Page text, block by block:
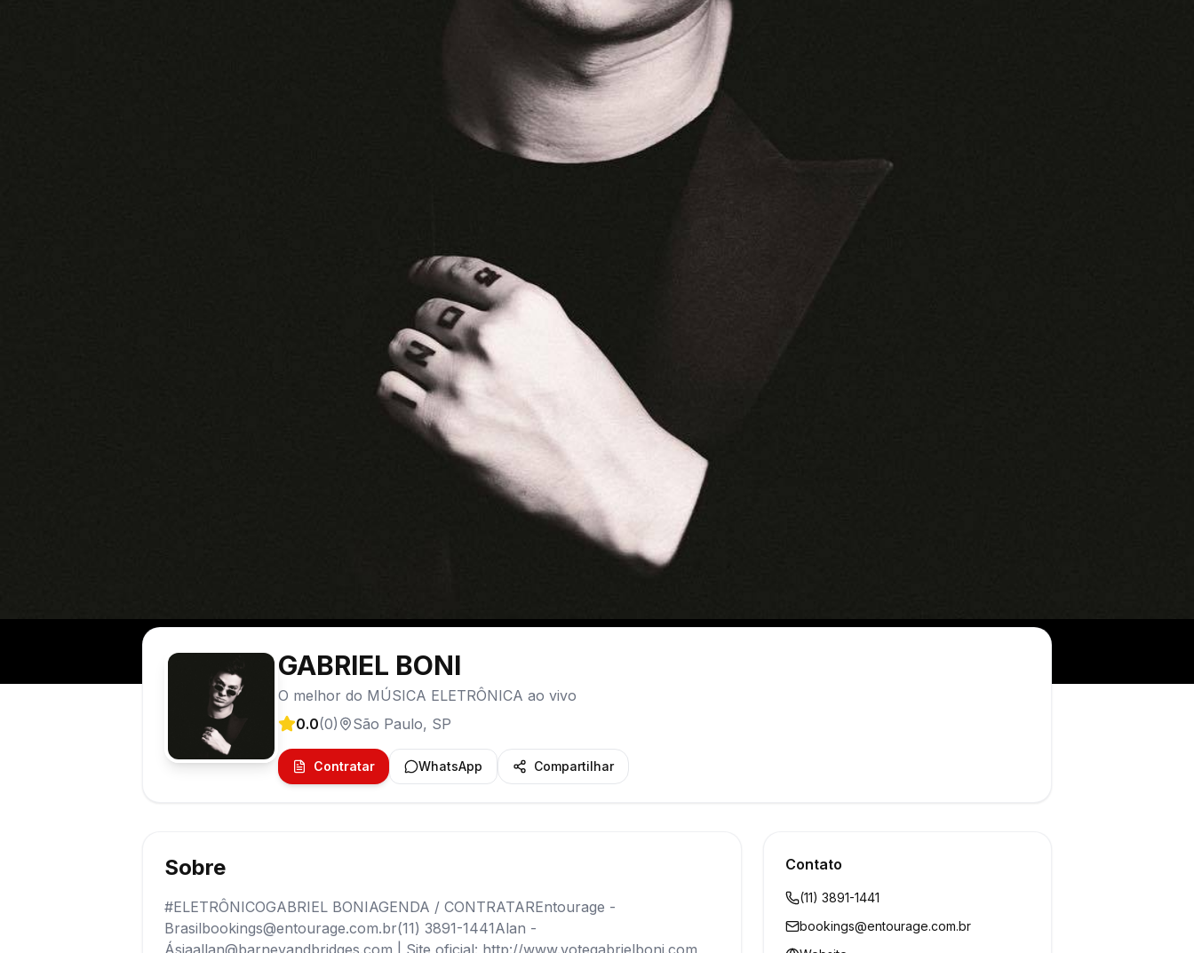
GABRIEL BONI
O melhor do MÚSICA ELETRÔNICA ao vivo
0.0(0) São Paulo, SP
Contratar WhatsApp Compartilhar
Sobre
#ELETRÔNICOGABRIEL BONIAGENDA / CONTRATAREntourage -
Brasilbookings@entourage.com.br(11) 3891-1441Alan -
Ásiaallan@barneyandbridges.com | Site oficial: http://www.votegabrielboni.com
Contato
(11) 3891-1441
bookings@entourage.com.br